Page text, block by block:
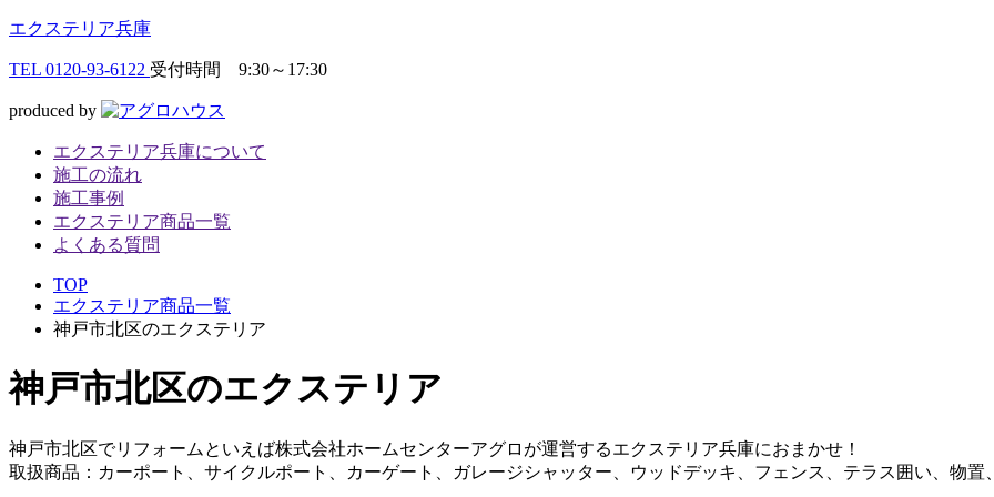
エクステリア兵庫
TEL 0120-93-6122 受付時間 9:30～17:30
produced by
エクステリア兵庫について
施工の流れ
施工事例
エクステリア商品一覧
よくある質問
TOP
エクステリア商品一覧
神戸市北区のエクステリア
神戸市北区のエクステリア
神戸市北区でリフォームといえば株式会社ホームセンターアグロが運営するエクステリア兵庫におまかせ！
取扱商品：カーポート、サイクルポート、カーゲート、ガレージシャッター、ウッドデッキ、フェンス、テラス囲い、物置